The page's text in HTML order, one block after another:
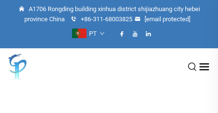
A1706 Rongding building xinhua district shijiazhuang city hebei
province China
+86-311-68003825
[email protected]
PT